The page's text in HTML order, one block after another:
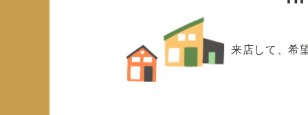
来店して、希